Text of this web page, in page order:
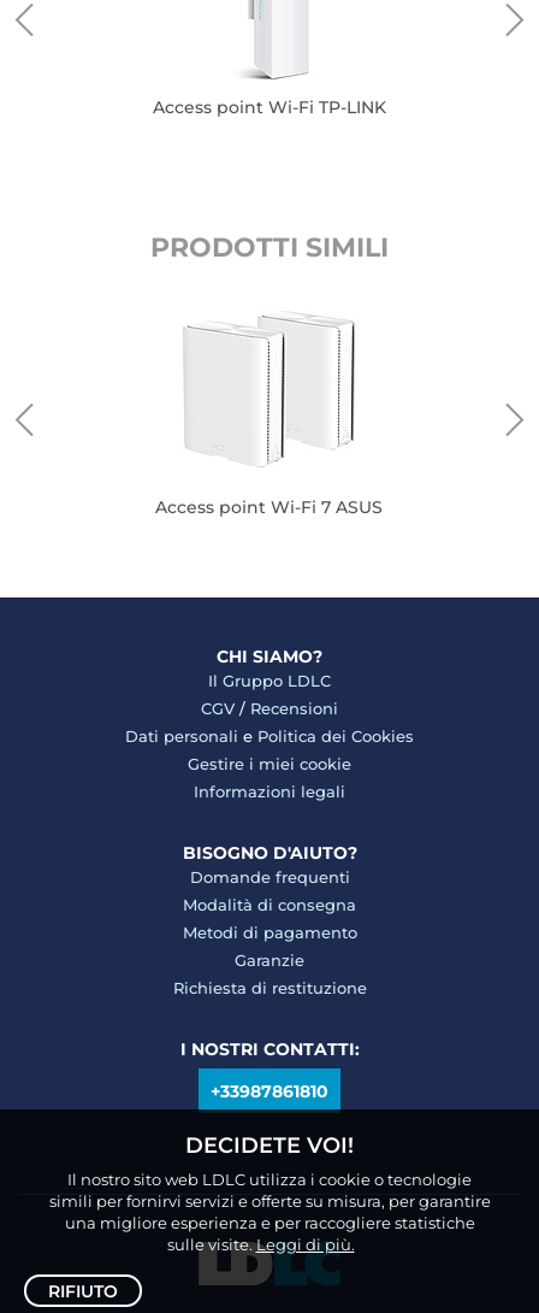
Access point Wi-Fi TP-LINK
PRODOTTI SIMILI
Access point Wi-Fi 7 ASUS
CHI SIAMO?
Il Gruppo LDLC
CGV / Recensioni
Dati personali e Politica dei Cookies
Gestire i miei cookie
Informazioni legali
BISOGNO D'AIUTO?
Domande frequenti
Modalità di consegna
Metodi di pagamento
Garanzie
Richiesta di restituzione
I NOSTRI CONTATTI:
+33987861810
DECIDETE VOI!
Il nostro sito web LDLC utilizza i cookie o tecnologie
simili per fornirvi servizi e offerte su misura, per garantire
una migliore esperienza e per raccogliere statistiche
sulle visite.Leggi di più.
RIFIUTO